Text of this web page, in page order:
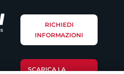
RICHIEDI
INFORMAZIONI
SCARICA LA